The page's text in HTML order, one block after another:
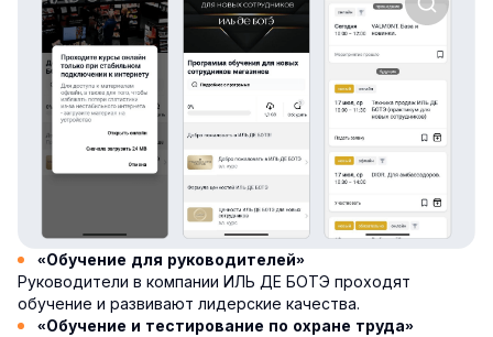
«Обучение для руководителей»
Руководители в компании ИЛЬ ДЕ БОТЭ проходят
обучение и развивают лидерские качества.
«Обучение и тестирование по охране труда»